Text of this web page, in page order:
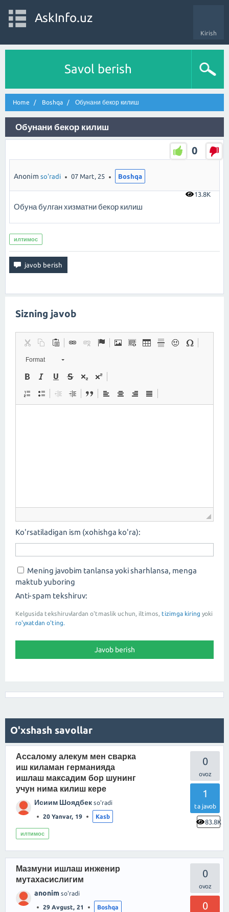
Kirish
AskInfo.uz
Savol berish
Home Boshqa Обунани бекор килиш
Обунани бекор килиш
0
13.8K
Anonim so'radi 07 Mart, 25 Boshqa
Обуна булган хизматни бекор килиш
илтимос
Sizning javob
Format
Ko'rsatiladigan ism (xohishga ko'ra):
Mening javobim tanlansa yoki sharhlansa, menga
maktub yuboring
Anti-spam tekshiruv:
Kelgusida tekshiruvlardan o'tmaslik uchun, iltimos, tizimga kiring yoki
ro'yxatdan o'ting.
O'xshash savollar
0
1
ta javob
83.8K
Ассалому алекум мен сварка
иш киламан германияда
ишлаш максадим бор шунинг
учун нима килиш кере
Исиим Шоядбек so'radi
20 Yanvar, 19 Kasb
илтимос
0
0
Мазмуни ишлаш инженир
мутахасислигим
anonim so'radi
29 Avgust, 21 Boshqa